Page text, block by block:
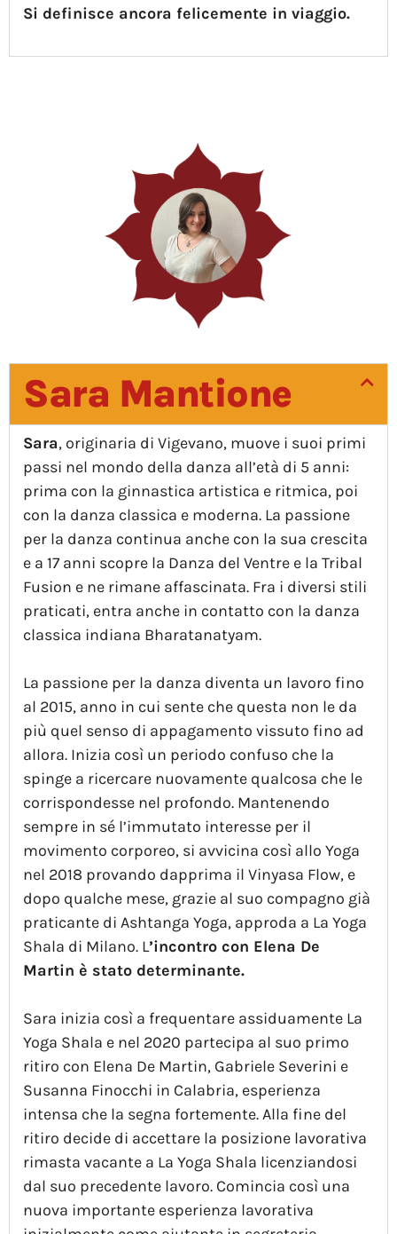
Si definisce ancora felicemente in viaggio.
Sara Mantione
Sara, originaria di Vigevano, muove i suoi primi
passi nel mondo della danza all’età di 5 anni:
prima con la ginnastica artistica e ritmica, poi
con la danza classica e moderna. La passione
per la danza continua anche con la sua crescita
e a 17 anni scopre la Danza del Ventre e la Tribal
Fusion e ne rimane affascinata. Fra i diversi stili
praticati, entra anche in contatto con la danza
classica indiana Bharatanatyam.
La passione per la danza diventa un lavoro fino
al 2015, anno in cui sente che questa non le da
più quel senso di appagamento vissuto fino ad
allora. Inizia così un periodo confuso che la
spinge a ricercare nuovamente qualcosa che le
corrispondesse nel profondo. Mantenendo
sempre in sé l’immutato interesse per il
movimento corporeo, si avvicina così allo Yoga
nel 2018 provando dapprima il Vinyasa Flow, e
dopo qualche mese, grazie al suo compagno già
praticante di Ashtanga Yoga, approda a La Yoga
Shala di Milano. L’incontro con Elena De
Martin è stato determinante.
Sara inizia così a frequentare assiduamente La
Yoga Shala e nel 2020 partecipa al suo primo
ritiro con Elena De Martin, Gabriele Severini e
Susanna Finocchi in Calabria, esperienza
intensa che la segna fortemente. Alla fine del
ritiro decide di accettare la posizione lavorativa
rimasta vacante a La Yoga Shala licenziandosi
dal suo precedente lavoro. Comincia così una
nuova importante esperienza lavorativa